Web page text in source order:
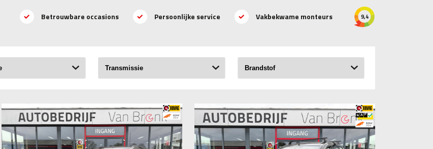
Betrouwbare occasions Persoonlijke service Vakbekwame monteurs 9,4